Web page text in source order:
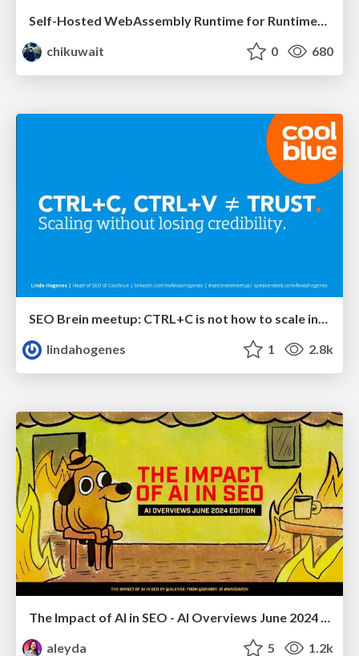
Self-Hosted WebAssembly Runtime for Runtime-Neutral Checkpoint/Restore in Edge–Cloud Continuum
chikuwait
0 680
SEO Brein meetup: CTRL+C is not how to scale international SEO
lindahogenes
1 2.8k
The Impact of AI in SEO - AI Overviews June 2024 Edition
aleyda
5 1.2k